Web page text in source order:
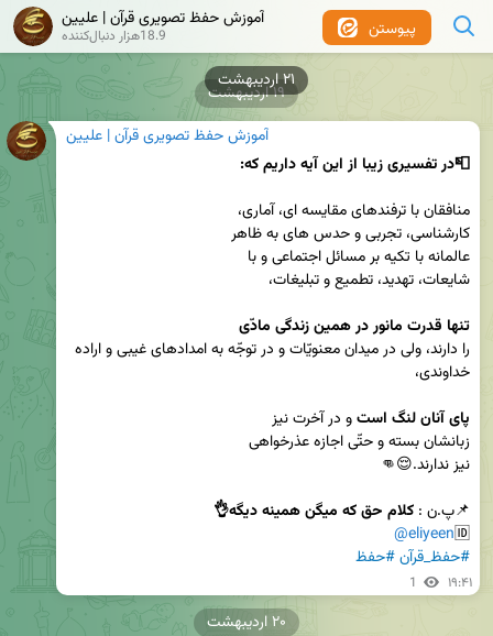
۲۱ اردیبهشت
پیوستن آموزش حفظ تصویری قرآن | علیین
18.9هزار دنبال‌کننده
آموزش حفظ تصویری قرآن | علیین
📮در تفسیری زیبا از این آیه داریم که:
تنها قدرت مانور در همین زندگى مادّى
پاى آنان لنگ است
📌پ.ن : کلام حق که میگن همینه دیگه👌
🆔
@eliyeen
#حفظ_قرآن#حفظ
1 ۱۹:۴۱
۱۹ اردیبهشت
۲۰ اردیبهشت